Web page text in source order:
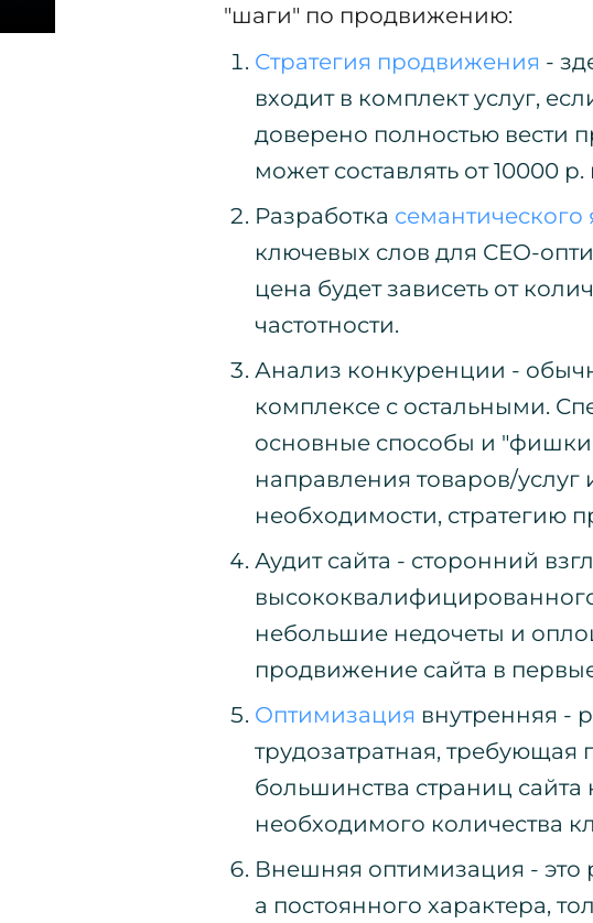
"шаги" по продвижению:
Стратегия продвижения -
входит в комплект услуг,
доверено полностью вести
может составлять от 10000
Разработка семантического
ключевых слов для СЕО-
цена будет зависеть от
частотности.
Анализ конкуренции -
комплексе с остальными.
основные способы и
направления товаров/услуг
необходимости, стратегию
Аудит сайта - сторонний
небольшие недочеты и
продвижение сайта в
Оптимизация внутренняя -
трудозатратная, требующая
большинства страниц сайта
необходимого количества
Внешняя оптимизация - это
а постоянного характера,